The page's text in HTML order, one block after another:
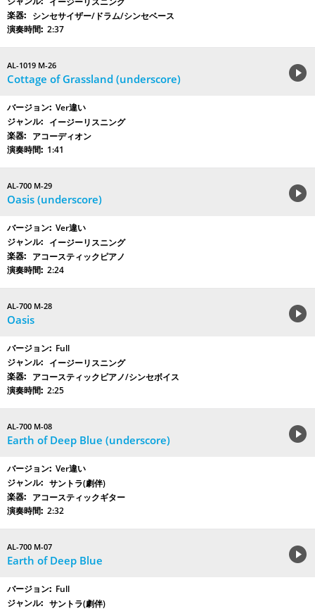
シンセサイザー/ドラム/シンセベース
2:37
AL-1019 M-26
Cottage of Grassland (underscore)
Ver違い
イージーリスニング
アコーディオン
1:41
AL-700 M-29
Oasis (underscore)
Ver違い
イージーリスニング
アコースティックピアノ
2:24
AL-700 M-28
Oasis
Full
イージーリスニング
アコースティックピアノ/シンセボイス
2:25
AL-700 M-08
Earth of Deep Blue (underscore)
Ver違い
サントラ(劇伴)
アコースティックギター
2:32
AL-700 M-07
Earth of Deep Blue
Full
サントラ(劇伴)